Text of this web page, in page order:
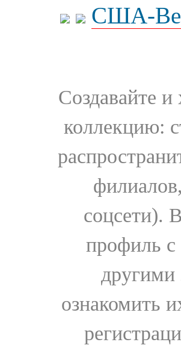
США-
Создавайте
коллекцию:
соцсети).
профиль с
другими
ознакомить